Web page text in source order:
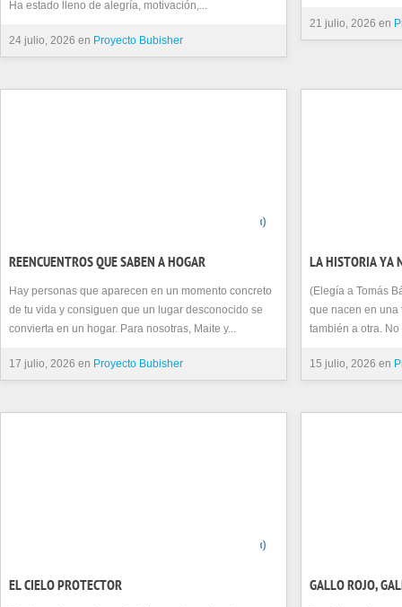
Ha estado lleno de alegría, motivación,...
24 julio, 2026 en Proyecto Bubisher
21 julio, 2026 en
0
REENCUENTROS QUE SABEN A HOGAR
Hay personas que aparecen en un momento concreto
de tu vida y consiguen que un lugar desconocido se
convierta en un hogar. Para nosotras, Maite y...
17 julio, 2026 en Proyecto Bubisher
LA HISTORIA YA
(Elegía a Tomás
que nacen en una
también a otra.
15 julio, 2026 en
0
EL CIELO PROTECTOR GALLO ROJO,